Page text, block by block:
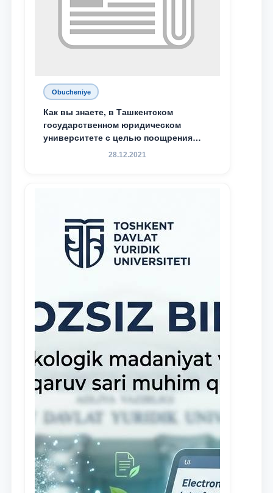
Obucheniye
Как вы знаете, в Ташкентском
государственном юридическом
университете с целью поощрения
талантливых, активных и
28.12.2021